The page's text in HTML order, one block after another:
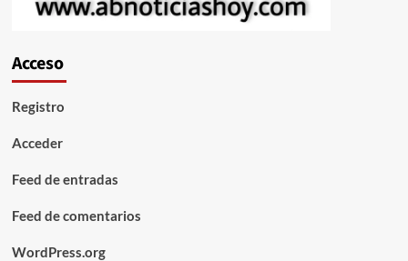
Acceso
Registro
Acceder
Feed de entradas
Feed de comentarios
WordPress.org